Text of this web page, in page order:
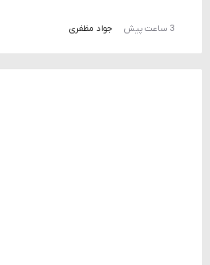
3 ساعت پیش جواد مظفری